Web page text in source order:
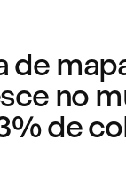
de
no
de